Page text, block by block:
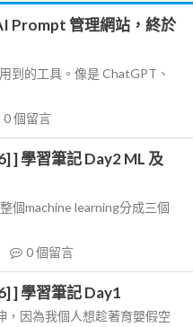
Prompt 管理網站，終於
到的工具。像是 ChatGPT、
0個留言
] 學習筆記 Day2 ML 及
個machine learning分成三個
0個留言
] 學習筆記 Day1
，因為我個人想趁著育嬰假空